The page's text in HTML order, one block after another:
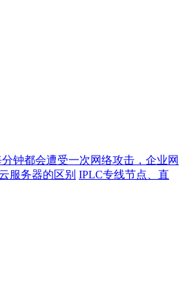
钟都会遭受一次网络攻击，企业网
服务器的区别 IPLC专线节点、直